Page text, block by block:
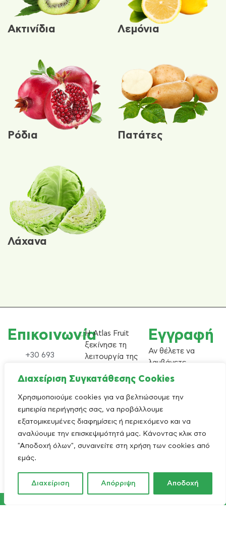
Διαχείριση Συγκατάθεσης Cookies
Χρησιμοποιούμε cookies για να βελτιώσουμε την
εμπειρία περιήγησής σας, να προβάλλουμε
εξατομικευμένες διαφημίσεις ή περιεχόμενο και να
αναλύουμε την επισκεψιμότητά μας. Κάνοντας κλικ στο
"Αποδοχή όλων", συναινείτε στη χρήση των cookies από
εμάς.
Διαχείριση Απόρριψη Αποδοχή
Ακτινίδια Λεμόνια
Ρόδια Πατάτες
Λάχανα
Επικοινωνία
+30 693
+49 173
info@atlasfruithellas.com
Κοιλάδα 415
00
facebook
Η Atlas Fruit
ξεκίνησε τη
λειτουργία της
δραστηριοποιείται
εξαγωγές
αγροτικών
προϊόντων.
Εγγραφή
Αν θέλετε να
λαμβάνετε
newsletter
υλικό) της
εταιρείας μας,
εγγραφείτε στη
λίστα.